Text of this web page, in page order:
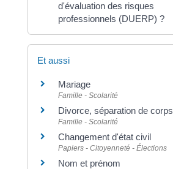
d'évaluation des risques
professionnels (DUERP) ?
Et aussi
Mariage
Famille - Scolarité
Divorce, séparation de corps
Famille - Scolarité
Changement d'état civil
Papiers - Citoyenneté - Élections
Nom et prénom